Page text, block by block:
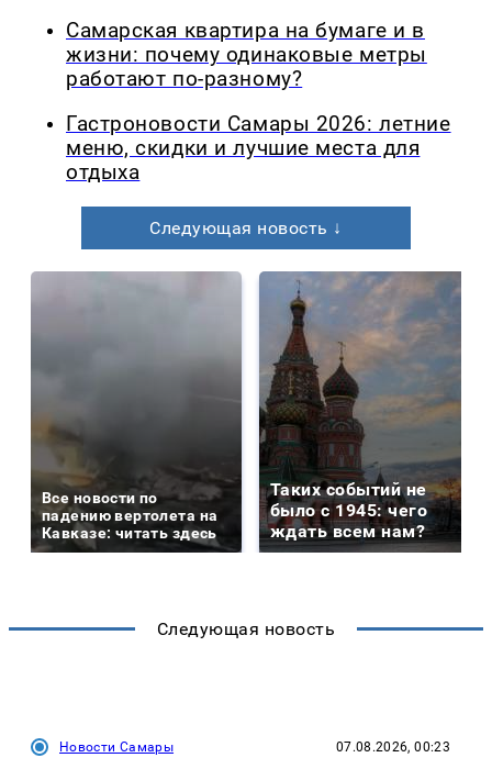
Самарская квартира на бумаге и в
жизни: почему одинаковые метры
работают по-разному?
Гастроновости Самары 2026: летние
меню, скидки и лучшие места для
отдыха
Следующая новость ↓
Все новости по
падению вертолета на
Кавказе: читать здесь
Таких событий не
было с 1945: чего
ждать всем нам?
Следующая новость
Новости Самары 07.08.2026, 00:23